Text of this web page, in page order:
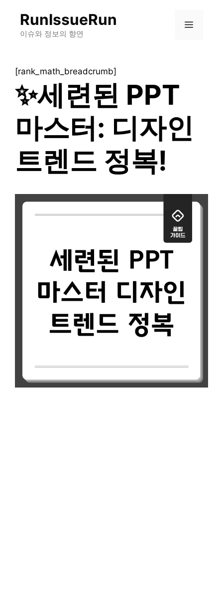
RunIssueRun
이슈와 정보의 향연
메
[rank_math_breadcrumb]
✨세련된 PPT
마스터: 디자인
트렌드 정복!